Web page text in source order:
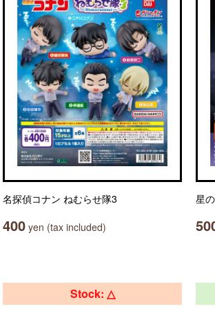
名探偵コナン ねむらせ隊3
400 yen (tax included)
星
Stock: △